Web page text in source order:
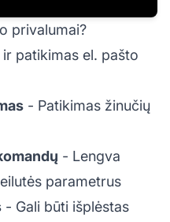
privalumai?
ir patikimas el. pašto
- Patikimas žinučių
- Lengva
parametrus
- Gali būti išplėstas